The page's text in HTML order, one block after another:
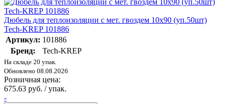
Дюбель для теплоизоляции с мет. гвоздем 10х90 (уп.50шт)
Tech-KREP 101886
Артикул: 101886
Бренд:
Tech-KREP
На складе 20 упак.
Обновлено 08.08.2026
Розничная цена:
675.63 руб. / упак.
-